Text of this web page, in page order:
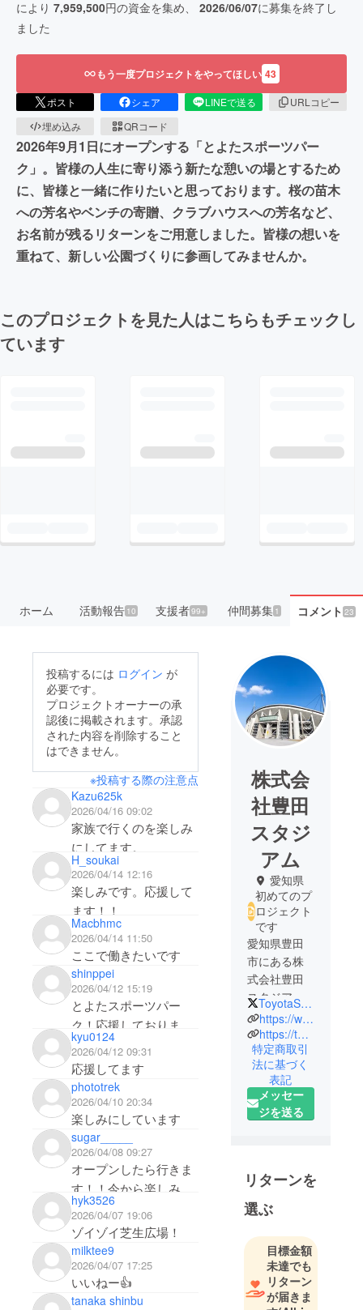
により 7,959,500円の資金を集め、 2026/06/07に募集を終了し
ました
もう一度プロジェクトをやってほしい 43
ポスト シェア LINEで送る
URLコピー
埋め込み
QRコード
2026年9月1日にオープンする「とよたスポーツパー
ク」。皆様の人生に寄り添う新たな憩いの場とするため
に、皆様と一緒に作りたいと思っております。桜の苗木
への芳名やベンチの寄贈、クラブハウスへの芳名など、
お名前が残るリターンをご用意しました。皆様の想いを
重ねて、新しい公園づくりに参画してみませんか。
このプロジェクトを見た人はこちらもチェックし
ています
ホーム 活動報告10 支援者99+ 仲間募集 1 コメント 23
投稿するには ログイン が
必要です。
プロジェクトオーナーの承
認後に掲載されます。承認
された内容を削除すること
はできません。
※投稿する際の注意点
Kazu625k
2026/04/16 09:02
家族で行くのを楽しみ
にしてます。
H_soukai
2026/04/14 12:16
楽しみです。応援して
ます！！
Macbhmc
2026/04/14 11:50
ここで働きたいです
shinppei
2026/04/12 15:19
とよたスポーツパー
ク！応援しておりま
す！
kyu0124
2026/04/12 09:31
応援してます
phototrek
2026/04/10 20:34
楽しみにしています
sugar_____
2026/04/08 09:27
オープンしたら行きま
す！！今から楽しみで
す。
hyk3526
2026/04/07 19:06
ゾイゾイ芝生広場！
milktee9
2026/04/07 17:25
いいねー👍
tanaka shinbu
株式会
社豊田
スタジ
アム
愛知県
初めてのプ
ロジェクト
です
愛知県豊田
市にある株
式会社豊田
スタジアム
です。
日本で２番
目に大きい
球技専用ス
タジアムの
管理・運営
会社です。
ToyotaStadiumJP
https://www.toyota-stadium.co.jp/
https://toyota-sportspark.jp/
特定商取引
法に基づく
表記
メッセー
ジを送る
リターンを
選ぶ
目標金額
未達でも
リターン
が届きま